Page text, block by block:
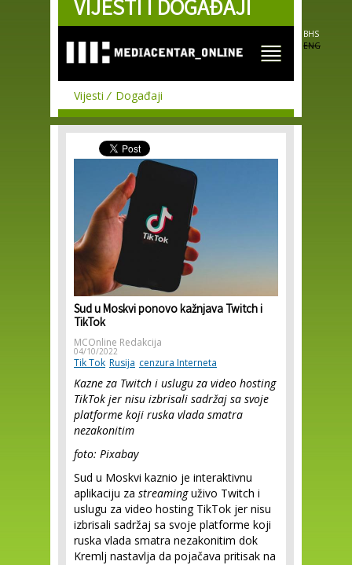
Skip to
main
VIJESTI I DOGAĐAJI
BHS
ENG
Vijesti Događaji
Sud u Moskvi ponovo kažnjava Twitch i
TikTok
MCOnline Redakcija
04/10/2022
Tik Tok Rusija cenzura Interneta
Kazne za Twitch i uslugu za video hosting
TikTok jer nisu izbrisali sadržaj sa svoje
platforme koji ruska vlada smatra
nezakonitim
foto: Pixabay
Sud u Moskvi kaznio je interaktivnu
aplikaciju za streaminguživo Twitch i
uslugu za video hosting TikTok jer nisu
izbrisali sadržaj sa svoje platforme koji
ruska vlada smatra nezakonitim dok
Kremlj nastavlja da pojačava pritisak na